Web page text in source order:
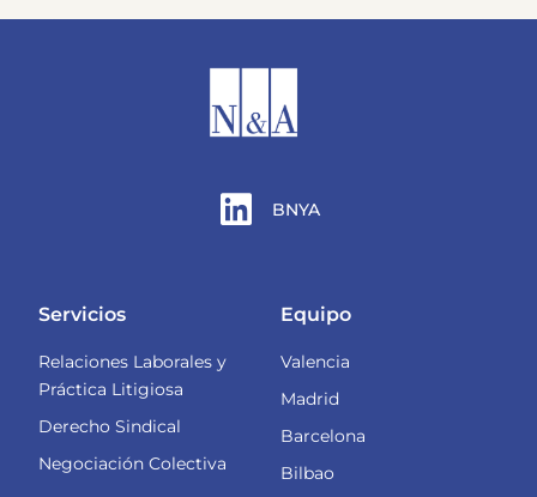
BNYA
Servicios
Relaciones Laborales y
Práctica Litigiosa
Derecho Sindical
Negociación Colectiva
Equipo
Valencia
Madrid
Barcelona
Bilbao